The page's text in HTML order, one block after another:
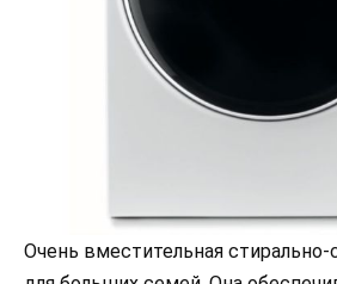
Очень вместительная